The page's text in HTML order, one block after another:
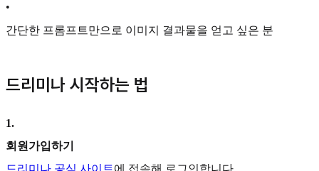
•
간단한 프롬프트만으로 이미지 결과물을 얻고 싶은 분
드리미나 시작하는 법
1.
회원가입하기
드리미나 공식 사이트에 접속해 로그인합니다.